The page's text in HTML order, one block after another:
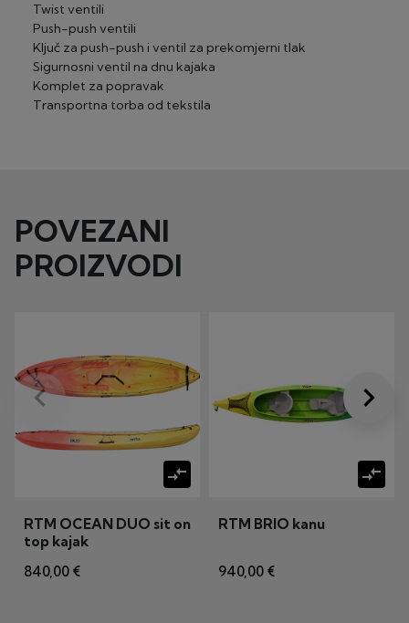
Twist ventili
Push-push ventili
Ključ za push-push i ventil za prekomjerni tlak
Sigurnosni ventil na dnu kajaka
Komplet za popravak
Transportna torba od tekstila
POVEZANI
PROIZVODI
compare_arrows
RTM OCEAN DUO sit on
top kajak
840,00 €
compare_arrows
RTM BRIO kanu
940,00 €
Prije
keyboard_arrow_left Dalje
keyboard_arrow_right